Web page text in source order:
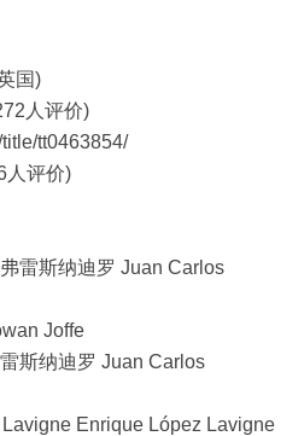
国)
人评价)
tt0463854/
评价)
斯纳迪罗 Juan Carlos
Joffe
迪罗 Juan Carlos
Enrique López Lavigne